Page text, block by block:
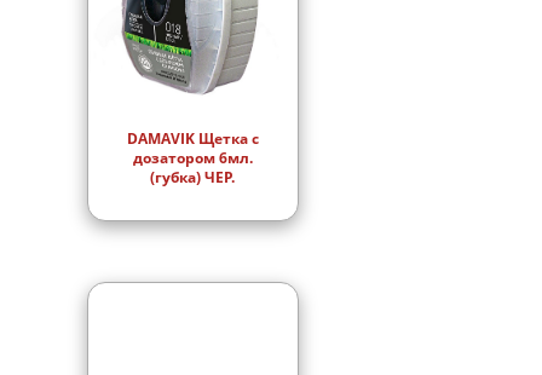
DAMAVIK Щетка с
дозатором 6мл.
(губка) ЧЕР.